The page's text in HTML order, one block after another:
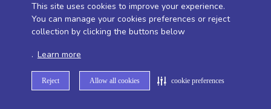
This site uses cookies to improve your experience.
You can manage your cookies preferences or reject
collection by clicking the buttons below
. Learn more
Reject Allow all cookies cookie preferences
pedido do cliente, este não será entregue e o valor do item não será
cobrado. As fotos dos produtos no site são ilustrativas, podendo haver
divergência com o produto real e todos os pedidos estão sujeitos à
consultadas em “Política de Entregas”
Desenvolvido por